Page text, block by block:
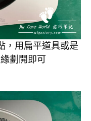
，用扁平道具或是
劃開即可